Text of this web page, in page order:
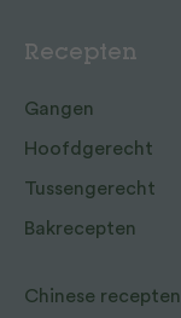
Recepten
Gangen
Hoofdgerecht
Tussengerecht
Bakrecepten
Chinese recepten